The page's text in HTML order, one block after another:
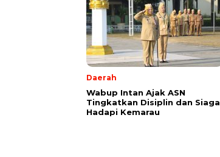
Daerah
Wabup Intan Ajak ASN
Tingkatkan Disiplin dan Siaga
Hadapi Kemarau